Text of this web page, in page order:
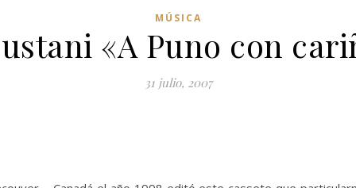
MÚSICA
«A Puno con
31 julio, 2007